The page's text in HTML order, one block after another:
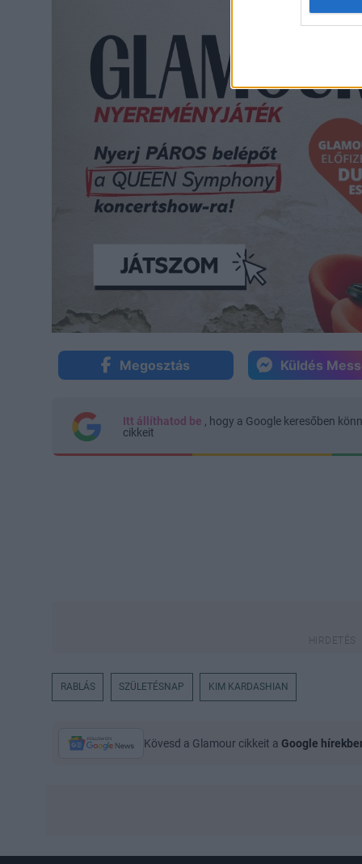
Megosztás Küldés
Itt állíthatod be , hogy a Google keresőben
cikkeit
RABLÁS SZÜLETÉSNAP KIM KARDASHIAN
Kövesd a Glamour cikkeit a Google